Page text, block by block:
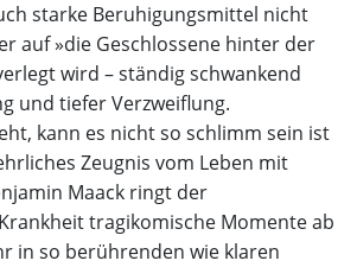
starke Beruhigungsmittel nicht
auf »die Geschlossene hinter der
wird – ständig schwankend
und tiefer Verzweiflung.
kann es nicht so schlimm sein ist
Zeugnis vom Leben mit
Maack ringt der
tragikomische Momente ab
in so berührenden wie klaren